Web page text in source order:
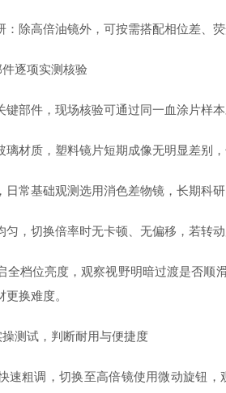
高倍油镜外，可按需搭配相位差、荧
逐项实测核验
部件，现场核验可通过同一血涂片样本
质，塑料镜片短期成像无明显差别，
基础观测选用消色差物镜，长期科研
切换倍率时无卡顿、无偏移，若转动
位亮度，观察视野明暗过渡是否顺
换难度。
测试，判断耐用与便捷度
粗调，切换至高倍镜使用微动旋钮，